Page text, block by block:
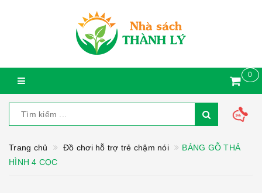
0
Trang chủ Đồ chơi hỗ trợ trẻ chậm nói
BẢNG GỖ THẢ
HÌNH 4 CỌC